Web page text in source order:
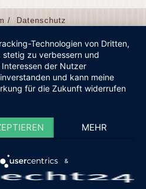
/ Datenschutz
Technologien von Dritten,
stetig zu verbessern und
der Nutzer
und kann meine
für die Zukunft widerrufen
MEHR
&